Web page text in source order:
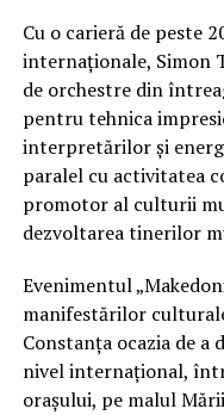
Cu o carieră de peste
internaționale, Simon
de orchestre din
pentru tehnica
interpretărilor și
paralel cu activitatea
promotor al culturii
dezvoltarea tinerilor
Evenimentul
manifestărilor
Constanța ocazia de
nivel internațional,
orașului, pe malul